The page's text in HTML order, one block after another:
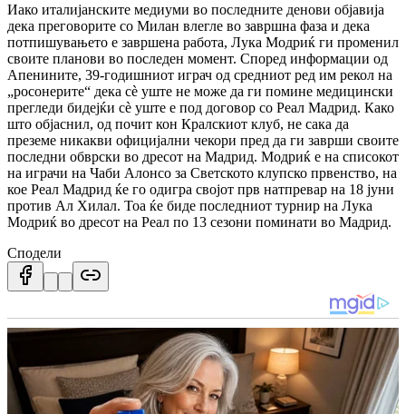
Иако италијанските медиуми во последните денови објавија
дека преговорите со Милан влегле во завршна фаза и дека
потпишувањето е завршена работа, Лука Модриќ ги променил
своите планови во последен момент. Според информации од
Апенините, 39-годишниот играч од средниот ред им рекол на
„росонерите“ дека сè уште не може да ги помине медицински
прегледи бидејќи сè уште е под договор со Реал Мадрид. Како
што објаснил, од почит кон Кралскиот клуб, не сака да
преземе никакви официјални чекори пред да ги заврши своите
последни обврски во дресот на Мадрид. Модриќ е на списокот
на играчи на Чаби Алонсо за Светското клупско првенство, на
кое Реал Мадрид ќе го одигра својот прв натпревар на 18 јуни
против Ал Хилал. Тоа ќе биде последниот турнир на Лука
Модриќ во дресот на Реал по 13 сезони поминати во Мадрид.
Сподели